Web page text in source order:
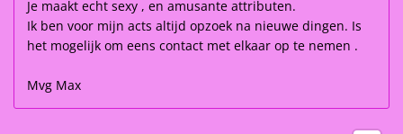
Je maakt echt sexy , en amusante attributen.
Ik ben voor mijn acts altijd opzoek na nieuwe dingen. Is
het mogelijk om eens contact met elkaar op te nemen .
Mvg Max